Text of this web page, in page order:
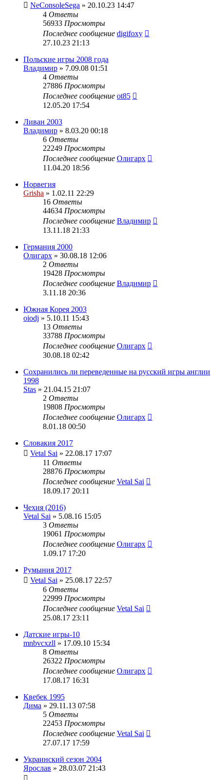
NeConsoleSega » 20.10.23 14:47
4 Ответы
56933 Просмотры
Последнее сообщение digifoxy
27.10.23 21:13
Польские игры 2008 года
Владимир » 7.09.08 01:51
4 Ответы
27886 Просмотры
Последнее сообщение ot85
12.05.20 17:54
Ливан 2003
Владимир » 8.03.20 00:18
6 Ответы
22249 Просмотры
Последнее сообщение Олигарх
11.04.20 18:56
Норвегия
Grisha » 1.02.11 22:29
16 Ответы
44634 Просмотры
Последнее сообщение Владимир
13.11.18 21:33
Германия 2000
Олигарх » 30.08.18 12:06
2 Ответы
19428 Просмотры
Последнее сообщение Владимир
3.11.18 20:36
Южная Корея 2003
oiodj » 5.10.11 15:43
13 Ответы
33788 Просмотры
Последнее сообщение Олигарх
30.08.18 02:42
Сохранились ли переведенные на русский игры англии
1998
Stas » 21.04.15 21:07
2 Ответы
19808 Просмотры
Последнее сообщение Олигарх
8.01.18 00:50
Словакия 2017
Vetal Sai » 22.08.17 17:07
11 Ответы
28876 Просмотры
Последнее сообщение Vetal Sai
18.09.17 20:11
Чехия (2016)
Vetal Sai » 5.08.16 15:05
3 Ответы
19061 Просмотры
Последнее сообщение Олигарх
1.09.17 17:20
Румыния 2017
Vetal Sai » 25.08.17 22:57
6 Ответы
22999 Просмотры
Последнее сообщение Vetal Sai
25.08.17 23:11
Датские игры-10
mnbvcxzll » 17.09.10 15:34
8 Ответы
26322 Просмотры
Последнее сообщение Олигарх
17.08.17 16:31
Квебек 1995
Дима » 29.11.13 07:58
5 Ответы
22453 Просмотры
Последнее сообщение Vetal Sai
27.07.17 17:59
Украинский сезон 2004
Ярослав » 28.03.07 21:43